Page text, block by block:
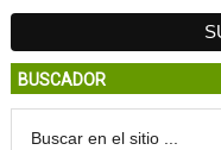
BUSCADOR